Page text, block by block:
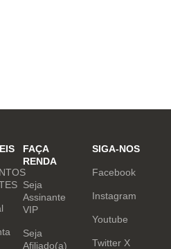
FAÇA
RENDA
Seja
Assinante
VIP
Seja
Afiliado(a)
SIGA-NOS
Facebook
Instagram
Youtube
Twitter X